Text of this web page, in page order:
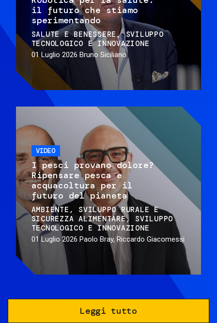
il futuro che stiamo
sperimentando
SALUTE E BENESSERE
SVILUPPO
TECNOLOGICO E INNOVAZIONE
01 Luglio 2026 Bruno Siciliano
VIDEO
I pesci provano dolore?
Ripensare pesca e
acquacoltura per il
futuro del pianeta
AMBIENTE
SVILUPPO RURALE E
SICUREZZA ALIMENTARE
SVILUPPO
TECNOLOGICO E INNOVAZIONE
01 Luglio 2026 Paolo Bray, Riccardo Giacomessi
Leggi tutto